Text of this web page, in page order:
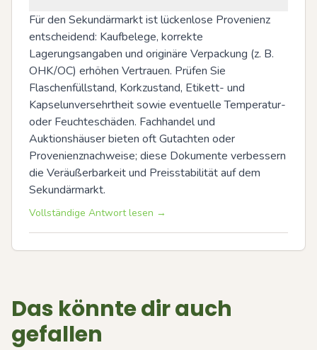
Für den Sekundärmarkt ist lückenlose Provenienz
entscheidend: Kaufbelege, korrekte
Lagerungsangaben und originäre Verpackung (z. B.
OHK/OC) erhöhen Vertrauen. Prüfen Sie
Flaschenfüllstand, Korkzustand, Etikett- und
Kapselunversehrtheit sowie eventuelle Temperatur-
oder Feuchteschäden. Fachhandel und
Auktionshäuser bieten oft Gutachten oder
Provenienznachweise; diese Dokumente verbessern
die Veräußerbarkeit und Preisstabilität auf dem
Sekundärmarkt.
Vollständige Antwort lesen →
Das könnte dir auch
gefallen